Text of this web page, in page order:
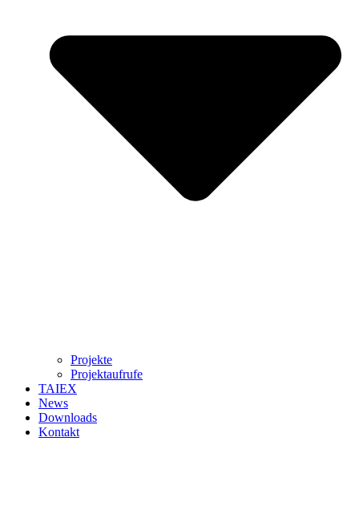
Projekte
Projektaufrufe
TAIEX
News
Downloads
Kontakt